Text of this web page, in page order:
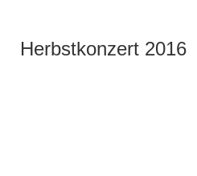
Herbstkonzert 2016